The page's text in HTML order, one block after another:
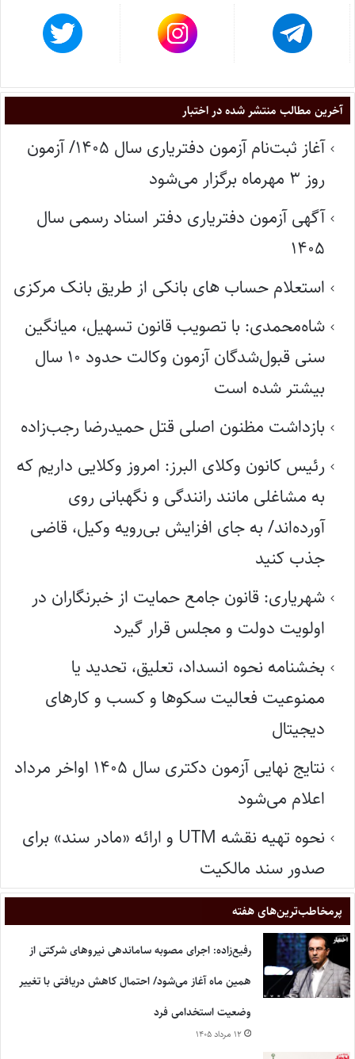
آخرین مطالب منتشر شده در اختبار
آغاز ثبت‌نام آزمون دفتریاری سال ۱۴۰۵/ آزمون
روز ۳ مهرماه برگزار می‌شود
آگهی آزمون دفتریاری دفتر اسناد رسمی سال
۱۴۰۵
استعلام حساب های بانکی از طریق بانک مرکزی
شاه‌محمدی: با تصویب قانون تسهیل، میانگین
سنی قبول‌شدگان آزمون وکالت حدود ۱۰ سال
بیشتر شده است
بازداشت مظنون اصلی قتل حمیدرضا رجب‌زاده
رئیس کانون وکلای البرز: امروز وکلایی داریم که
به مشاغلی مانند رانندگی و نگهبانی روی
آورده‌اند/ به جای افزایش بی‌رویه وکیل، قاضی
جذب کنید
شهریاری: قانون جامع حمایت از خبرنگاران در
اولویت دولت و مجلس قرار گیرد
بخشنامه نحوه انسداد، تعلیق، تحدید یا
ممنوعیت فعالیت سکوها و کسب و کارهای
دیجیتال
نتایج نهایی آزمون دکتری سال ۱۴۰۵ اواخر مرداد
اعلام می‌شود
نحوه تهیه نقشه UTM و ارائه «مادر سند» برای
صدور سند مالکیت
پر‌مخاطب‌ترین‌های هفته
رفیع‌زاده: اجرای مصوبه ساماندهی نیروهای شرکتی از
همین ماه آغاز می‌شود/ احتمال کاهش دریافتی با تغییر
وضعیت استخدامی فرد
۱۲ مرداد ۱۴۰۵